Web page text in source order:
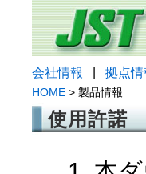
会社情報 拠点情
HOME > 製品情報
使用許諾